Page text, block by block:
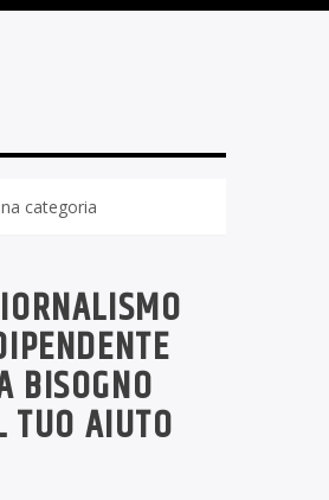
BISOGNO
TUO AIUTO